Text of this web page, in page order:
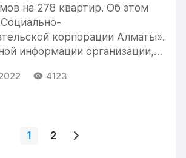
на 278 квартир. Об этом
корпорации Алматы».
информации организации,
4123
1 2